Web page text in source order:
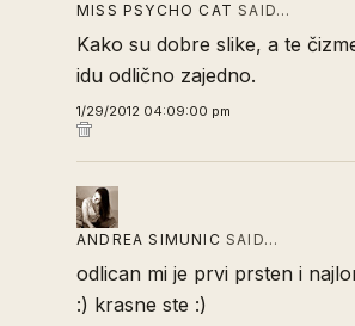
MISS PSYCHO CAT SAID…
Kako su dobre slike, a te
idu odlično zajedno.
1/29/2012 04:09:00 pm
ANDREA SIMUNIC SAID…
odlican mi je prvi prsten i
:) krasne ste :)